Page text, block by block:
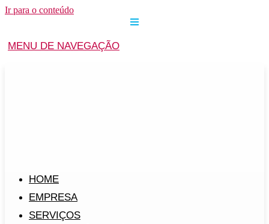
Ir para o conteúdo
MENU DE NAVEGAÇÃO
HOME
EMPRESA
SERVIÇOS